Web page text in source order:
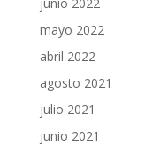
junio 2022
mayo 2022
abril 2022
agosto 2021
julio 2021
junio 2021